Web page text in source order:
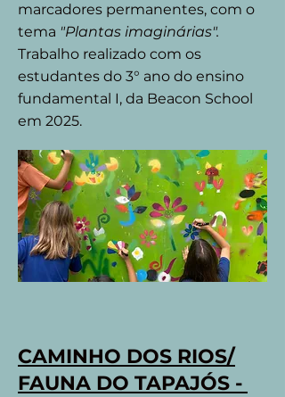
marcadores permanentes, com o
tema "Plantas imaginárias".
Trabalho realizado com os
estudantes do 3° ano do ensino
fundamental I, da Beacon School
em 2025.
CAMINHO DOS RIOS/
FAUNA DO TAPAJÓS -